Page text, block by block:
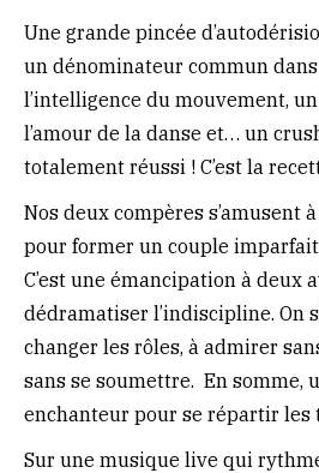
Une grande pincée
un dénominateur commun
l’intelligence du mouvement,
l’amour de la danse et… un
totalement réussi ! C’est la
Nos deux compères s’amusent
pour former un couple
C’est une émancipation à deux
dédramatiser l’indiscipline. On
changer les rôles, à admirer
sans se soumettre. En somme,
enchanteur pour se répartir les
Sur une musique live qui